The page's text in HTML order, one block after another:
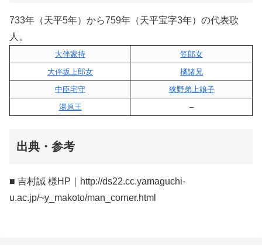
733年（天平5年）から759年（天平宝字3年）の代表歌
人。
大伴家持
笠郎女
大伴坂上郎女
橘諸兄
中臣宅守
狭野弟上娘子
湯原王
–
出典・参考
■ 吉村誠 様HP｜http://ds22.cc.yamaguchi-
u.ac.jp/~y_makoto/man_corner.html